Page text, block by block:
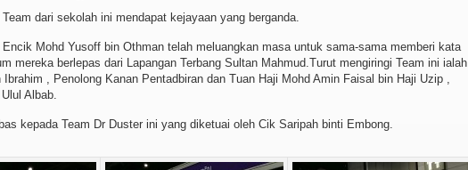
dari sekolah ini mendapat kejayaan yang berganda.
Mohd Yusoff bin Othman telah meluangkan masa untuk sama-sama memberi kata
mereka berlepas dari Lapangan Terbang Sultan Mahmud.Turut mengiringi Team ini ialah
, Penolong Kanan Pentadbiran dan Tuan Haji Mohd Amin Faisal bin Haji Uzip ,
Albab.
kepada Team Dr Duster ini yang diketuai oleh Cik Saripah binti Embong.